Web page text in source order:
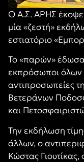
Ο Α.Σ. ΑΡΗΣ έκοψε
μία «ζεστή»
εστιατόριο
Το «παρών»
εκπρόσωποι όλων
αντιπροσωπείες
Βετεράνων
και
Την εκδήλωση
άλλων, ο
Κώστας